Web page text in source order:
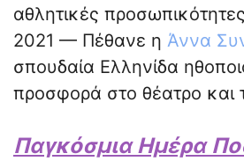
αθλητικές
2021 — Πέθανε η Άννα
σπουδαία Ελληνίδα
προσφορά στο θέατρο και
Παγκόσμια Ημέρα